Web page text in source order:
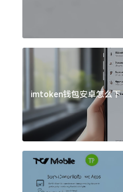
imtoken钱包安卓怎么下